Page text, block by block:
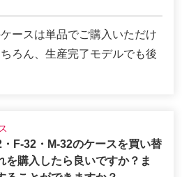
ースは単品でご購入いただけ
ろん、生産完了モデルでも後
F-32・M-32のケースを買い替
を購入したら良いですか？ま